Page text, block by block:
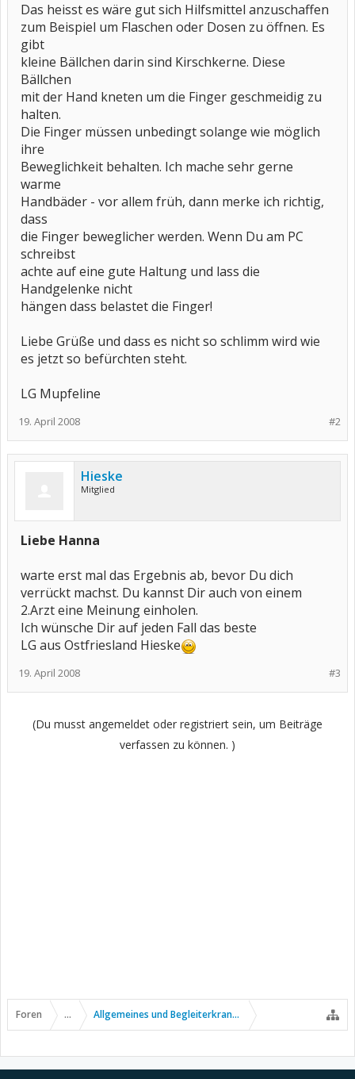
Das heisst es wäre gut sich Hilfsmittel anzuschaffen
zum Beispiel um Flaschen oder Dosen zu öffnen. Es
gibt
kleine Bällchen darin sind Kirschkerne. Diese
Bällchen
mit der Hand kneten um die Finger geschmeidig zu
halten.
Die Finger müssen unbedingt solange wie möglich
ihre
Beweglichkeit behalten. Ich mache sehr gerne
warme
Handbäder - vor allem früh, dann merke ich richtig,
dass
die Finger beweglicher werden. Wenn Du am PC
schreibst
achte auf eine gute Haltung und lass die
Handgelenke nicht
hängen dass belastet die Finger!
Liebe Grüße und dass es nicht so schlimm wird wie
es jetzt so befürchten steht.
LG Mupfeline
#2
19. April 2008
Hieske
Mitglied
Liebe Hanna
warte erst mal das Ergebnis ab, bevor Du dich
verrückt machst. Du kannst Dir auch von einem
2.Arzt eine Meinung einholen.
Ich wünsche Dir auf jeden Fall das beste
LG aus Ostfriesland Hieske
#3
19. April 2008
(Du musst angemeldet oder registriert sein, um Beiträge
verfassen zu können. )
Foren ... Allgemeines und Begleiterkrankungen